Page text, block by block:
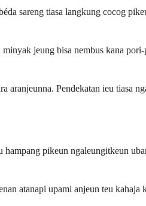
sareng tiasa langkung cocog
jeung bisa nembus kana
Pendekatan ieu tiasa
pikeun ngaleungitkeun
atanapi upami anjeun teu